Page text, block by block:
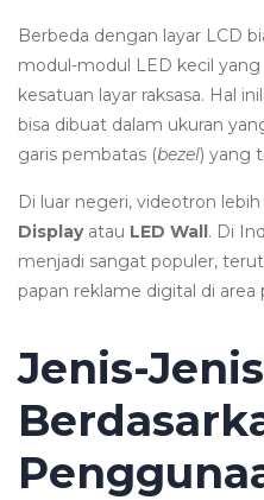
Berbeda dengan layar LCD
modul-modul LED kecil
kesatuan layar raksasa. Hal
bisa dibuat dalam ukuran
garis pembatas (bezel) yang
Di luar negeri, videotron
Displayatau LED Wall. Di
menjadi sangat populer,
papan reklame digital di area
Jenis-